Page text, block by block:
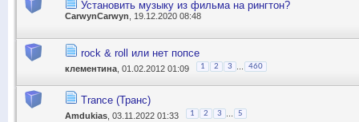
Установить музыку из фильма на рингтон?
CarwynCarwyn , 19.12.2020 08:48
rock & roll или нет попсе
клементина , 01.02.2012 01:09 1 2 3 460
Trance (Транс)
Amdukias , 03.11.2022 01:33 1 2 3 5